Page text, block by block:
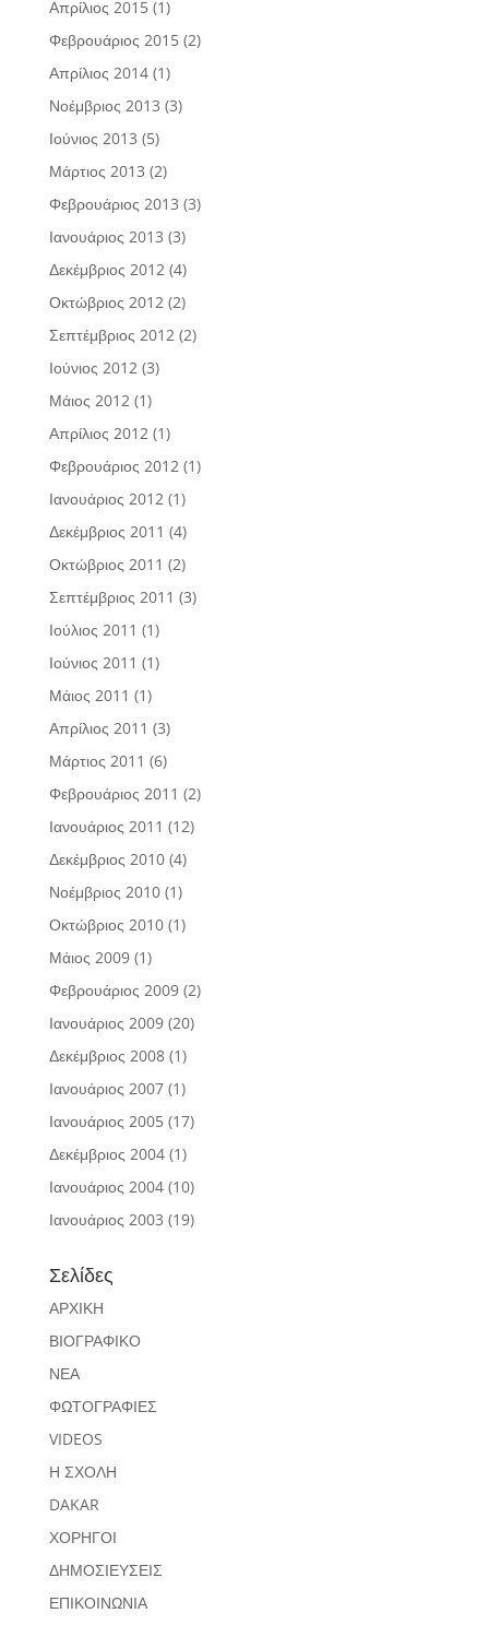
Απρίλιος 2015(1)
Φεβρουάριος 2015(2)
Απρίλιος 2014(1)
Νοέμβριος 2013 (3)
Ιούνιος 2013 (5)
Μάρτιος 2013 (2)
Φεβρουάριος 2013 (3)
Ιανουάριος 2013 (3)
Δεκέμβριος 2012(4)
Οκτώβριος 2012(2)
Σεπτέμβριος 2012(2)
Ιούνιος 2012(3)
Μάιος 2012(1)
Απρίλιος 2012(1)
Φεβρουάριος 2012(1)
Ιανουάριος 2012(1)
Δεκέμβριος 2011 (4)
Οκτώβριος 2011 (2)
Σεπτέμβριος 2011 (3)
Ιούλιος 2011 (1)
Ιούνιος 2011 (1)
Μάιος 2011 (1)
Απρίλιος 2011 (3)
Μάρτιος 2011 (6)
Φεβρουάριος 2011 (2)
Ιανουάριος 2011 (12)
Δεκέμβριος 2010(4)
Νοέμβριος 2010(1)
Οκτώβριος 2010(1)
Μάιος 2009(1)
Φεβρουάριος 2009(2)
Ιανουάριος 2009(20)
Δεκέμβριος 2008(1)
Ιανουάριος 2007(1)
Ιανουάριος 2005(17)
Δεκέμβριος 2004(1)
Ιανουάριος 2004(10)
Ιανουάριος 2003 (19)
Σελίδες
ΑΡΧΙΚΗ
ΒΙΟΓΡΑΦΙΚΟ
ΝΕΑ
ΦΩΤΟΓΡΑΦΙΕΣ
VIDEOS
Η ΣΧΟΛΗ
DAKAR
ΧΟΡΗΓΟΙ
ΔΗΜΟΣΙΕΥΣΕΙΣ
ΕΠΙΚΟΙΝΩΝΙΑ